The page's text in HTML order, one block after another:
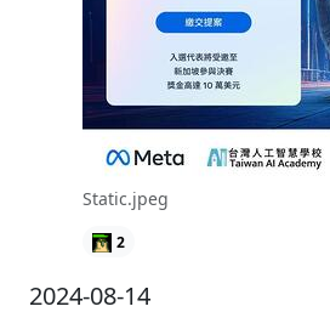
Static.jpeg
2
2024-08-14